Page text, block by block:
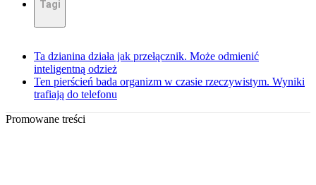
Tagi
Ta dzianina działa jak przełącznik. Może odmienić
inteligentną odzież
Ten pierścień bada organizm w czasie rzeczywistym. Wyniki
trafiają do telefonu
Promowane treści